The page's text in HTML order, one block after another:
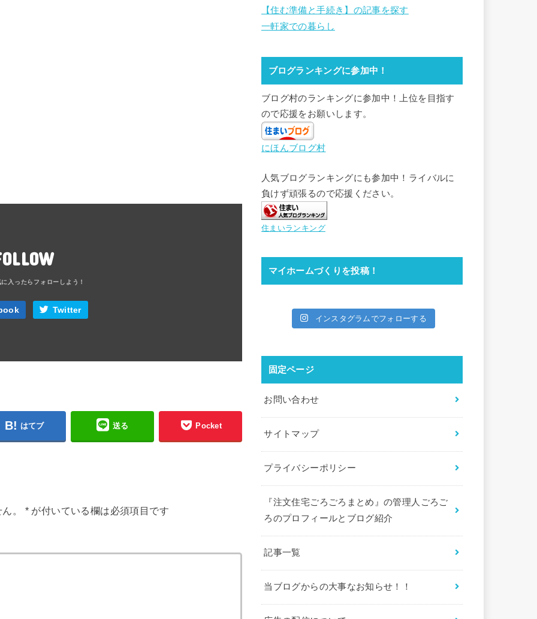
Twitter
はてブ 送る Pocket
。 *が付いている欄は必須項目です
【住む準備と手続き】の記事を探す
一軒家での暮らし
ブログランキングに参加中！
ブログ村のランキングに参加中！上位を目指す
ので応援をお願いします。
にほんブログ村
人気ブログランキングにも参加中！ライバルに
負けず頑張るので応援ください。
住まいランキング
マイホームづくりを投稿！
インスタグラムでフォローする
固定ページ
お問い合わせ
サイトマップ
プライバシーポリシー
『注文住宅ごろごろまとめ』の管理人ごろご
ろのプロフィールとブログ紹介
記事一覧
当ブログからの大事なお知らせ！！